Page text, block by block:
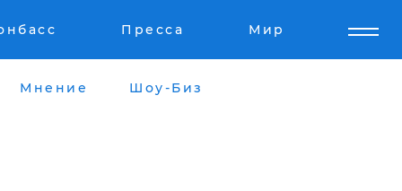
Пресса Мир
Мнение Шоу-Биз